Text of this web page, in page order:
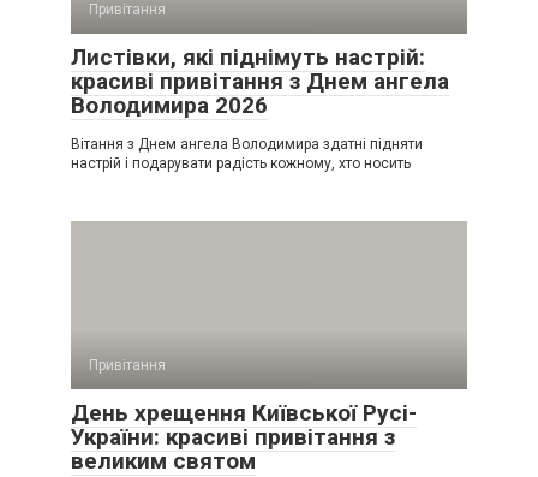
Привітання
Листівки, які піднімуть настрій:
красиві привітання з Днем ангела
Володимира 2026
Вітання з Днем ангела Володимира здатні підняти
настрій і подарувати радість кожному, хто носить
Привітання
День хрещення Київської Русі-
України: красиві привітання з
великим святом